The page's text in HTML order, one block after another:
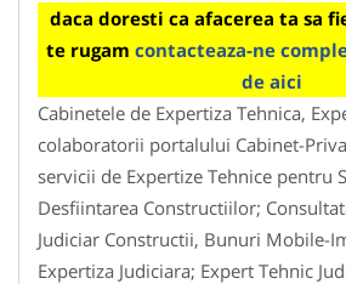
daca doresti ca afacerea ta sa
te rugam contacteaza-ne
de aici
Cabinetele de Expertiza Tehnica,
colaboratorii portalului Cabinet-
servicii de Expertize Tehnice pentru
Desfiintarea Constructiilor;
Judiciar Constructii, Bunuri Mobile-
Expertiza Judiciara; Expert Tehnic